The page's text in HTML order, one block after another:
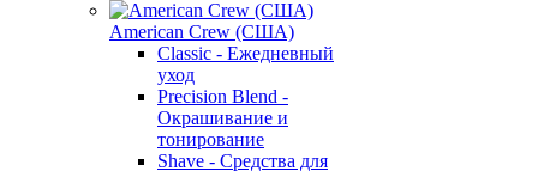
American Crew (США)
Classic - Ежедневный
уход
Precision Blend -
Окрашивание и
тонирование
Shave - Средства для